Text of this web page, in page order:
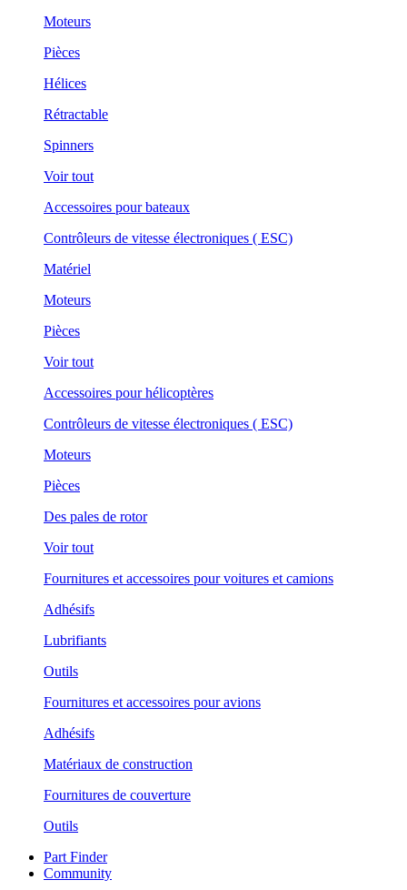
Moteurs
Pièces
Hélices
Rétractable
Spinners
Voir tout
Accessoires pour bateaux
Contrôleurs de vitesse électroniques ( ESC)
Matériel
Moteurs
Pièces
Voir tout
Accessoires pour hélicoptères
Contrôleurs de vitesse électroniques ( ESC)
Moteurs
Pièces
Des pales de rotor
Voir tout
Fournitures et accessoires pour voitures et camions
Adhésifs
Lubrifiants
Outils
Fournitures et accessoires pour avions
Adhésifs
Matériaux de construction
Fournitures de couverture
Outils
Part Finder
Community